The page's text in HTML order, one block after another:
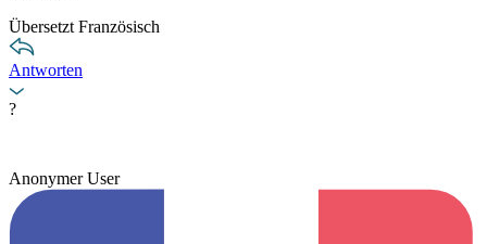
Übersetzt Französisch
Antworten
?
Anonymer User